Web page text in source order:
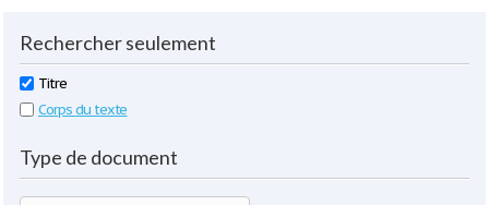
Rechercher seulement
Titre
Corps du texte
Type de document